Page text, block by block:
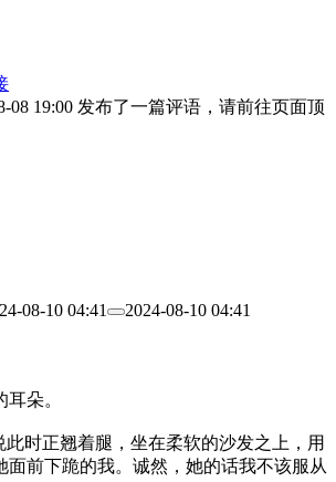
08 19:00 发布了一篇评语，请前往页面顶
08-10 04:41
2024-08-10 04:41
朵。
此时正翘着腿，坐在柔软的沙发之上，用
面前下跪的我。诚然，她的话我不该服从